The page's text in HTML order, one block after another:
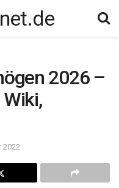
2026 –
2022